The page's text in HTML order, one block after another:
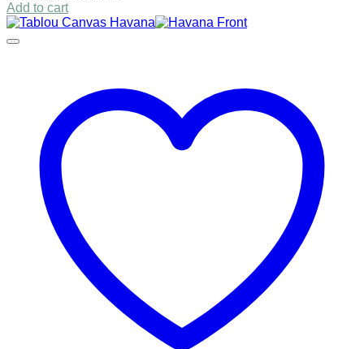
Add to cart